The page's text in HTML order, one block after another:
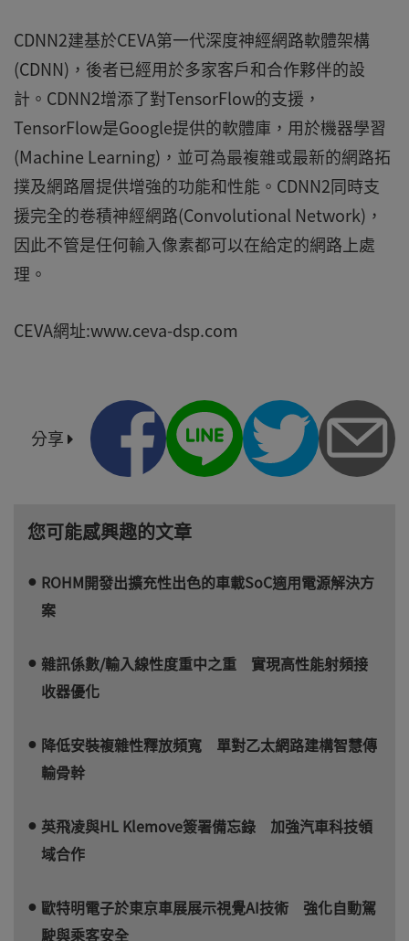
CDNN2建基於CEVA第一代深度神經網路軟體架構
(CDNN)，後者已經用於多家客戶和合作夥伴的設
計。CDNN2增添了對TensorFlow的支援，
TensorFlow是Google提供的軟體庫，用於機器學習
(Machine Learning)，並可為最複雜或最新的網路拓
撲及網路層提供增強的功能和性能。CDNN2同時支
援完全的卷積神經網路(Convolutional Network)，
因此不管是任何輸入像素都可以在給定的網路上處
理。
CEVA網址:www.ceva-dsp.com
分享
您可能感興趣的文章
ROHM開發出擴充性出色的車載SoC適用電源解決方
案
雜訊係數/輸入線性度重中之重 實現高性能射頻接
收器優化
降低安裝複雜性釋放頻寬 單對乙太網路建構智慧傳
輸骨幹
英飛凌與HL Klemove簽署備忘錄 加強汽車科技領
域合作
歐特明電子於東京車展展示視覺AI技術 強化自動駕
駛與乘客安全